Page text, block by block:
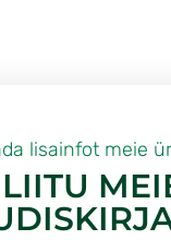
lisainfot meie
LIITU